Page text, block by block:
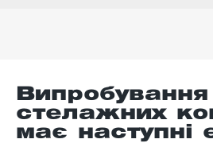
Випробування
стелажних
має наступні